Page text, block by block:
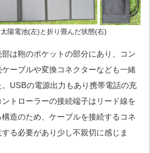
陽電池(左)と折り畳んだ状態(右)
は鞄のポケットの部分にあり、コン
ケーブルや変換コネクターなども一緒
USBの電源出力もあり携帯電話の充
トローラーの接続端子はリード線を
造のため、ケーブルを接続するコネ
る必要があり少し不親切に感じま